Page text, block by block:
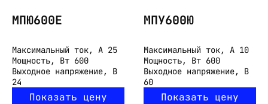
МПЮ600Е
Максимальный ток, А 25
Мощность, Вт 600
Выходное напряжение, В
24
Показать цену
МПУ600Ю
Максимальный ток, А 10
Мощность, Вт 600
Выходное напряжение, В
60
Показать цену